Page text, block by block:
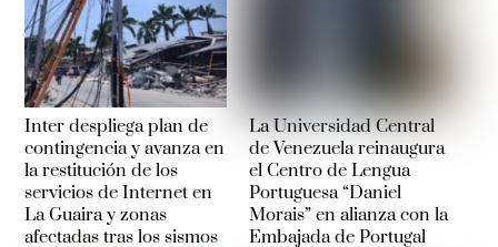
Inter despliega plan de
contingencia y avanza en
la restitución de los
servicios de Internet en
La Guaira y zonas
afectadas tras los sismos
La Universidad Central
de Venezuela reinaugura
el Centro de Lengua
Portuguesa “Daniel
Morais” en alianza con la
Embajada de Portugal